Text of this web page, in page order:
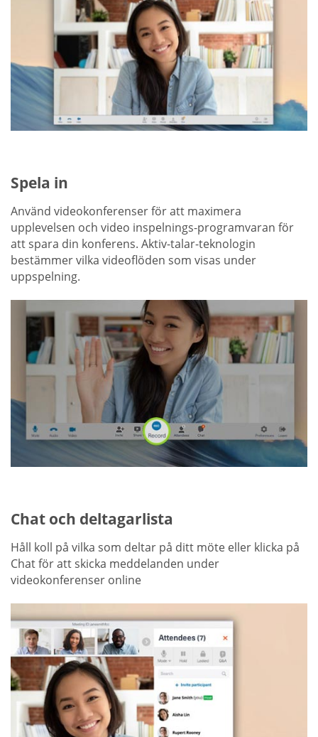
Spela in
Använd videokonferenser för att maximera
upplevelsen och video inspelnings-programvaran för
att spara din konferens. Aktiv-talar-teknologin
bestämmer vilka videoflöden som visas under
uppspelning.
Chat och deltagarlista
Håll koll på vilka som deltar på ditt möte eller klicka på
Chat för att skicka meddelanden under
videokonferenser online